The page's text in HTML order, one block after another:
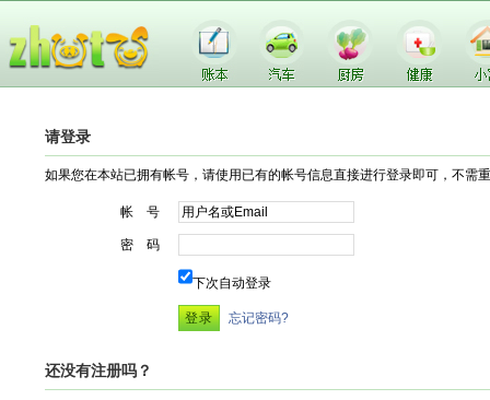
请登录
如果您在本站已拥有帐号，请使用已有的帐号信息直接进行登录即可，不需
帐 号
密 码
下次自动登录
忘记密码?
还没有注册吗？